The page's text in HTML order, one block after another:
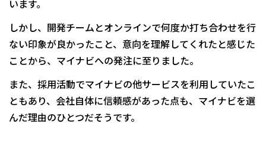
います。
しかし、開発チームとオンラインで何度か打ち合わせを行
ない印象が良かったこと、意向を理解してくれたと感じた
ことから、マイナビへの発注に至りました。
また、採用活動でマイナビの他サービスを利用していたこ
ともあり、会社自体に信頼感があった点も、マイナビを選
んだ理由のひとつだそうです。